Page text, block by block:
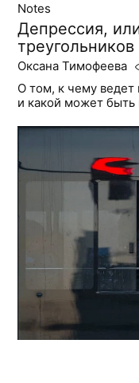
Notes
Депрессия,
треугольников
Оксана Тимофеева
О том, к чему ведет
и какой может быть